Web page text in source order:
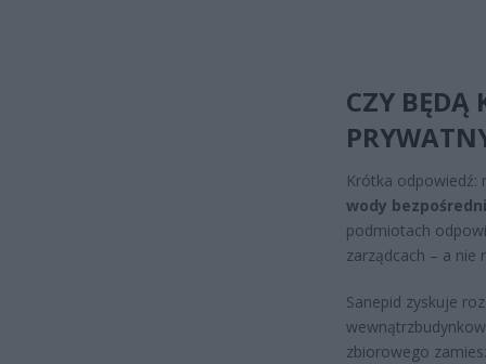
CZY BĘDĄ
Krótka odpowiedź:
wody
podmiotach
zarządcach – a nie
Sanepid zyskuje
zbiorowego